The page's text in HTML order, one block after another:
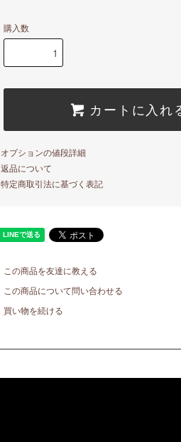
購入数
カートに入れ
オプションの値段詳細
返品について
特定商取引法に基づく表記
この商品を友達に教える
この商品について問い合わせる
買い物を続ける